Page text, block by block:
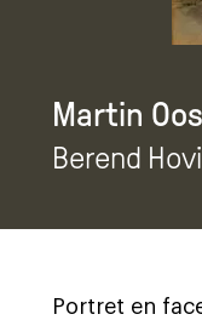
Martin
Berend
Portret en